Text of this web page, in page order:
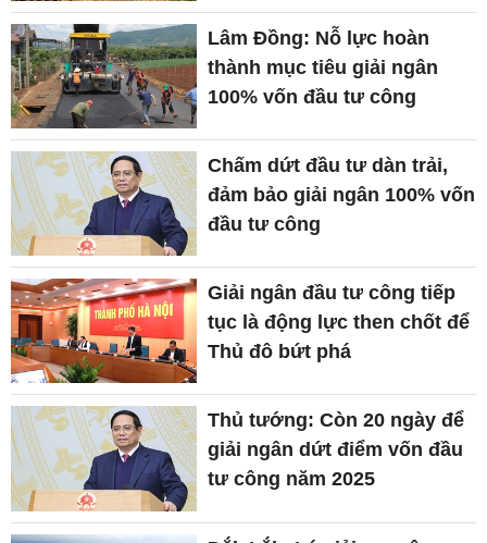
Lâm Đồng: Nỗ lực hoàn
thành mục tiêu giải ngân
100% vốn đầu tư công
Chấm dứt đầu tư dàn trải,
đảm bảo giải ngân 100% vốn
đầu tư công
Giải ngân đầu tư công tiếp
tục là động lực then chốt để
Thủ đô bứt phá
Thủ tướng: Còn 20 ngày để
giải ngân dứt điểm vốn đầu
tư công năm 2025